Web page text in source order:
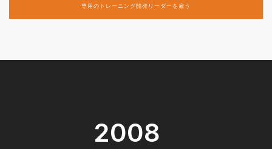
専用のトレーニング開発リーダーを雇う
2008